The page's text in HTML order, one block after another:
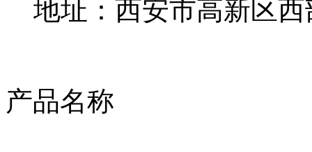
地址：西安市高新区西
产品名称